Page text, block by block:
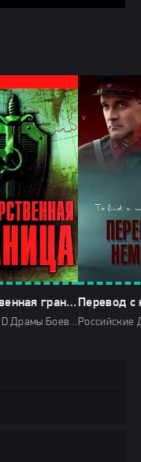
Государственная граница (1980)
Советские HD Драмы Боевики История Приключения